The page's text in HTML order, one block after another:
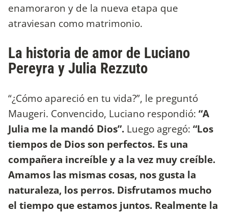
enamoraron y de la nueva etapa que
atraviesan como matrimonio.
La historia de amor de Luciano
Pereyra y Julia Rezzuto
“¿Cómo apareció en tu vida?”, le preguntó
Maugeri. Convencido, Luciano respondió: “A
Julia me la mandó Dios”. Luego agregó: “Los
tiempos de Dios son perfectos. Es una
compañera increíble y a la vez muy creíble.
Amamos las mismas cosas, nos gusta la
naturaleza, los perros. Disfrutamos mucho
el tiempo que estamos juntos. Realmente la